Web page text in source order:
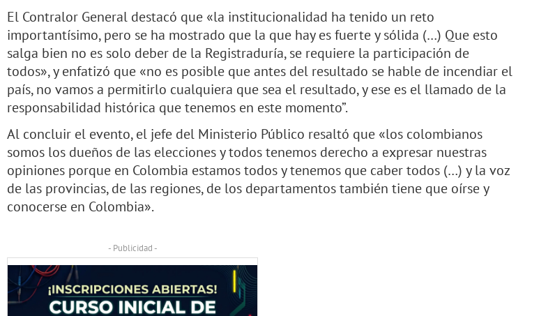
El Contralor General destacó que «la institucionalidad ha tenido un reto
importantísimo, pero se ha mostrado que la que hay es fuerte y sólida (…) Que esto
salga bien no es solo deber de la Registraduría, se requiere la participación de
todos», y enfatizó que «no es posible que antes del resultado se hable de incendiar el
país, no vamos a permitirlo cualquiera que sea el resultado, y ese es el llamado de la
responsabilidad histórica que tenemos en este momento”.
Al concluir el evento, el jefe del Ministerio Público resaltó que «los colombianos
somos los dueños de las elecciones y todos tenemos derecho a expresar nuestras
opiniones porque en Colombia estamos todos y tenemos que caber todos (…) y la voz
de las provincias, de las regiones, de los departamentos también tiene que oírse y
conocerse en Colombia».
- Publicidad -